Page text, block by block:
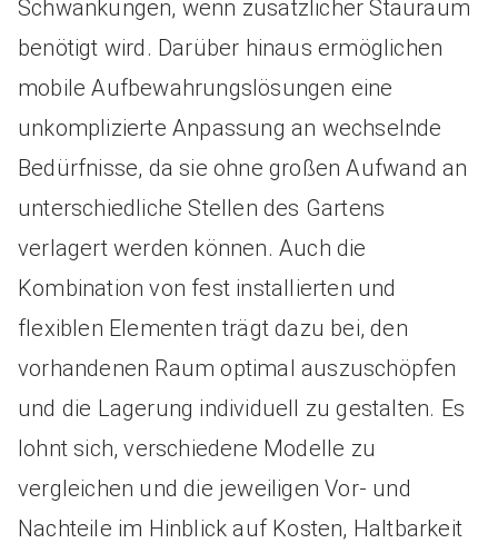
Schwankungen, wenn zusätzlicher Stauraum
benötigt wird. Darüber hinaus ermöglichen
mobile Aufbewahrungslösungen eine
unkomplizierte Anpassung an wechselnde
Bedürfnisse, da sie ohne großen Aufwand an
unterschiedliche Stellen des Gartens
verlagert werden können. Auch die
Kombination von fest installierten und
flexiblen Elementen trägt dazu bei, den
vorhandenen Raum optimal auszuschöpfen
und die Lagerung individuell zu gestalten. Es
lohnt sich, verschiedene Modelle zu
vergleichen und die jeweiligen Vor- und
Nachteile im Hinblick auf Kosten, Haltbarkeit